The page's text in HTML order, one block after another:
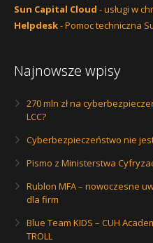
Sun Capital Cloud - usługi w
Helpdesk- Pomoc techniczna
Najnowsze wpisy
270 mln zł na
LCC?
Cyberbezpieczeństwo nie
Pismo z Ministerstwa
Rublon MFA – nowoczesne
dla firm
Blue Team KIDS – CUH
TROLL